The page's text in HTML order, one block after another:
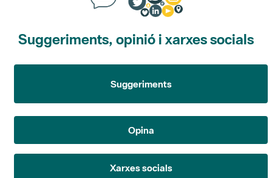
Suggeriments, opinió i xarxes socials
Suggeriments
Opina
Xarxes socials